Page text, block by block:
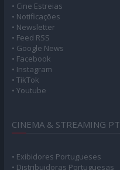
• Cine Estreias
• Notificações
• Newsletter
• Feed RSS
• Google News
• Facebook
• Instagram
• TikTok
• Youtube
CINEMA & STREAMING PT
• Exibidores Portugueses
• Distribuidoras Portuguesas